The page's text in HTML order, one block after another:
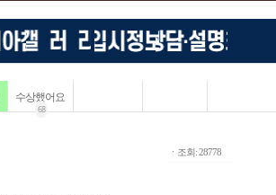
수상했어요
68
ㆍ조회: 28778